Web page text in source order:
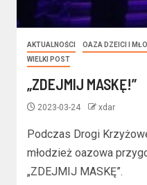
AKTUALNOŚCI OAZA DZEICI I
WIELKI POST
„ZDEJMIJ MASKĘ!”
2023-03-24 xdar
Podczas Drogi
młodzież oazowa
„ZDEJMIJ MASKĘ”.